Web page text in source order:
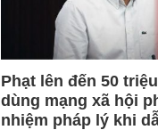
Phạt lên đến 50
dùng mạng xã hội
nhiệm pháp lý khi